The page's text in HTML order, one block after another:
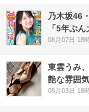
乃木坂46
「5年ぶ
08月07日 18
東雲うみ
艶な雰囲
08月03日 18